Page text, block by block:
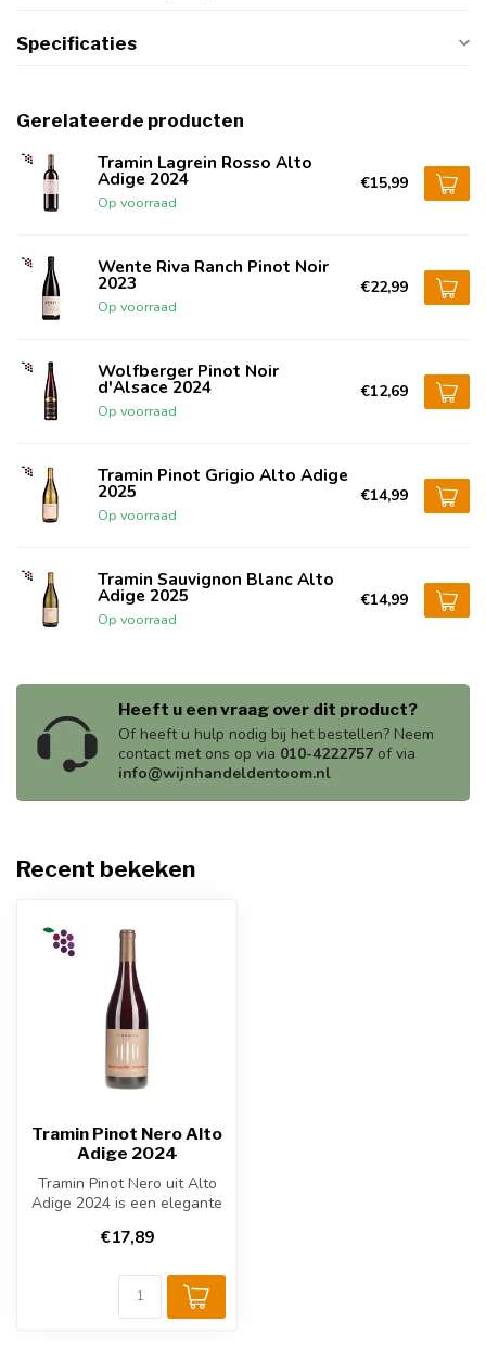
Specificaties
Gerelateerde producten
Tramin Lagrein Rosso Alto
Adige 2024
Op voorraad
€15,99
Wente Riva Ranch Pinot Noir
2023
Op voorraad
€22,99
Wolfberger Pinot Noir
d'Alsace 2024
Op voorraad
€12,69
Tramin Pinot Grigio Alto Adige
2025
Op voorraad
€14,99
Tramin Sauvignon Blanc Alto
Adige 2025
Op voorraad
€14,99
Heeft u een vraag over dit product?
Of heeft u hulp nodig bij het bestellen? Neem
contact met ons op via 010-4222757 of via
info@wijnhandeldentoom.nl
Recent bekeken
Tramin Pinot Nero Alto
Adige 2024
Tramin Pinot Nero uit Alto
Adige 2024 is een elegante
€17,89